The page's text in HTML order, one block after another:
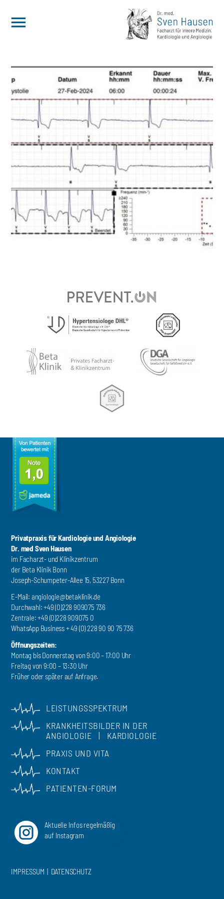
Privatpraxis für Kardiologie und Angiologie
Dr. med Sven Hausen
im Facharzt- und Klinikzentrum
der Beta Klinik Bonn
Joseph-Schumpeter-Allee 15, 53227 Bonn
E-Mail: angiologie@betaklinik.de
Durchwahl: +49 (0)228 909075 736
Zentrale: +49 (0)228 909075 0
WhatsApp Business + 49 (0) 228 90 90 75 736
Öffnungszeiten:
Montag bis Donnerstag von 9:00 – 17:00 Uhr
Freitag von 9:00 – 13:30 Uhr
Früher oder später auf Anfrage.
LEISTUNGSSPEKTRUM
KRANKHEITSBILDER IN DER
ANGIOLOGIE
|
KARDIOLOGIE
PRAXIS UND VITA
KONTAKT
PATIENTEN-FORUM
Aktuelle Infos regelmäßig
auf Instagram
IMPRESSUM | DATENSCHUTZ